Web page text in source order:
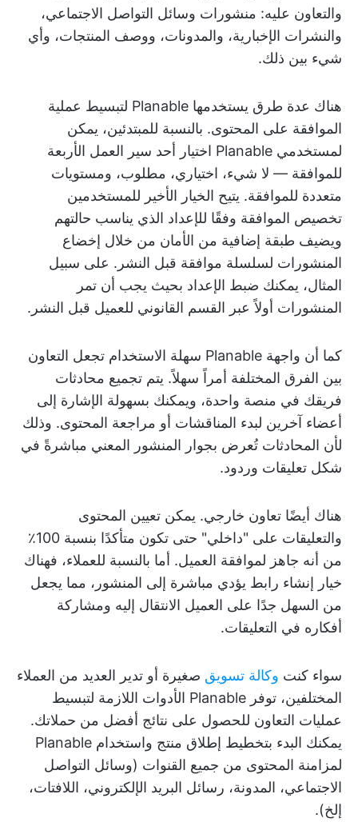
والتعاون عليه: منشورات وسائل التواصل الاجتماعي،
والنشرات الإخبارية، والمدونات، ووصف المنتجات، وأي
شيء بين ذلك.
هناك عدة طرق يستخدمها Planable لتبسيط عملية
الموافقة على المحتوى. بالنسبة للمبتدئين، يمكن
لمستخدمي Planable اختيار أحد سير العمل الأربعة
للموافقة — لا شيء، اختياري، مطلوب، ومستويات
متعددة للموافقة. يتيح الخيار الأخير للمستخدمين
تخصيص الموافقة وفقًا للإعداد الذي يناسب حالتهم
ويضيف طبقة إضافية من الأمان من خلال إخضاع
المنشورات لسلسلة موافقة قبل النشر. على سبيل
المثال، يمكنك ضبط الإعداد بحيث يجب أن تمر
المنشورات أولاً عبر القسم القانوني للعميل قبل النشر.
كما أن واجهة Planable سهلة الاستخدام تجعل التعاون
بين الفرق المختلفة أمراً سهلاً. يتم تجميع محادثات
فريقك في منصة واحدة، ويمكنك بسهولة الإشارة إلى
أعضاء آخرين لبدء المناقشات أو مراجعة المحتوى. وذلك
لأن المحادثات تُعرض بجوار المنشور المعني مباشرةً في
شكل تعليقات وردود.
هناك أيضًا تعاون خارجي. يمكن تعيين المحتوى
والتعليقات على "داخلي" حتى تكون متأكدًا بنسبة 100٪
من أنه جاهز لموافقة العميل. أما بالنسبة للعملاء، فهناك
خيار إنشاء رابط يؤدي مباشرة إلى المنشور، مما يجعل
من السهل جدًا على العميل الانتقال إليه ومشاركة
أفكاره في التعليقات.
سواء كنت وكالة تسويق صغيرة أو تدير العديد من العملاء
المختلفين، توفر Planable الأدوات اللازمة لتبسيط
عمليات التعاون للحصول على نتائج أفضل من حملاتك.
يمكنك البدء بتخطيط إطلاق منتج واستخدام Planable
لمزامنة المحتوى من جميع القنوات (وسائل التواصل
الاجتماعي، المدونة، رسائل البريد الإلكتروني، اللافتات،
إلخ).